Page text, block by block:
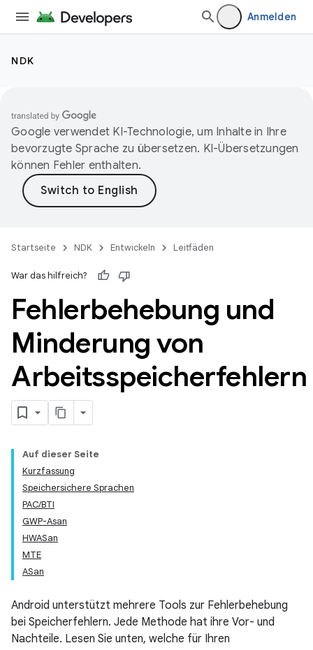
Anmelden
NDK
Google verwendet KI-Technologie, um Inhalte in Ihre
bevorzugte Sprache zu übersetzen. KI-Übersetzungen
können Fehler enthalten.
Startseite NDK Entwickeln Leitfäden
War das hilfreich?
Fehlerbehebung und
Minderung von
Arbeitsspeicherfehlern
Auf dieser Seite
Kurzfassung
Speichersichere Sprachen
PAC/BTI
GWP-Asan
HWASan
MTE
ASan
Android unterstützt mehrere Tools zur Fehlerbehebung
bei Speicherfehlern. Jede Methode hat ihre Vor- und
Nachteile. Lesen Sie unten, welche für Ihren